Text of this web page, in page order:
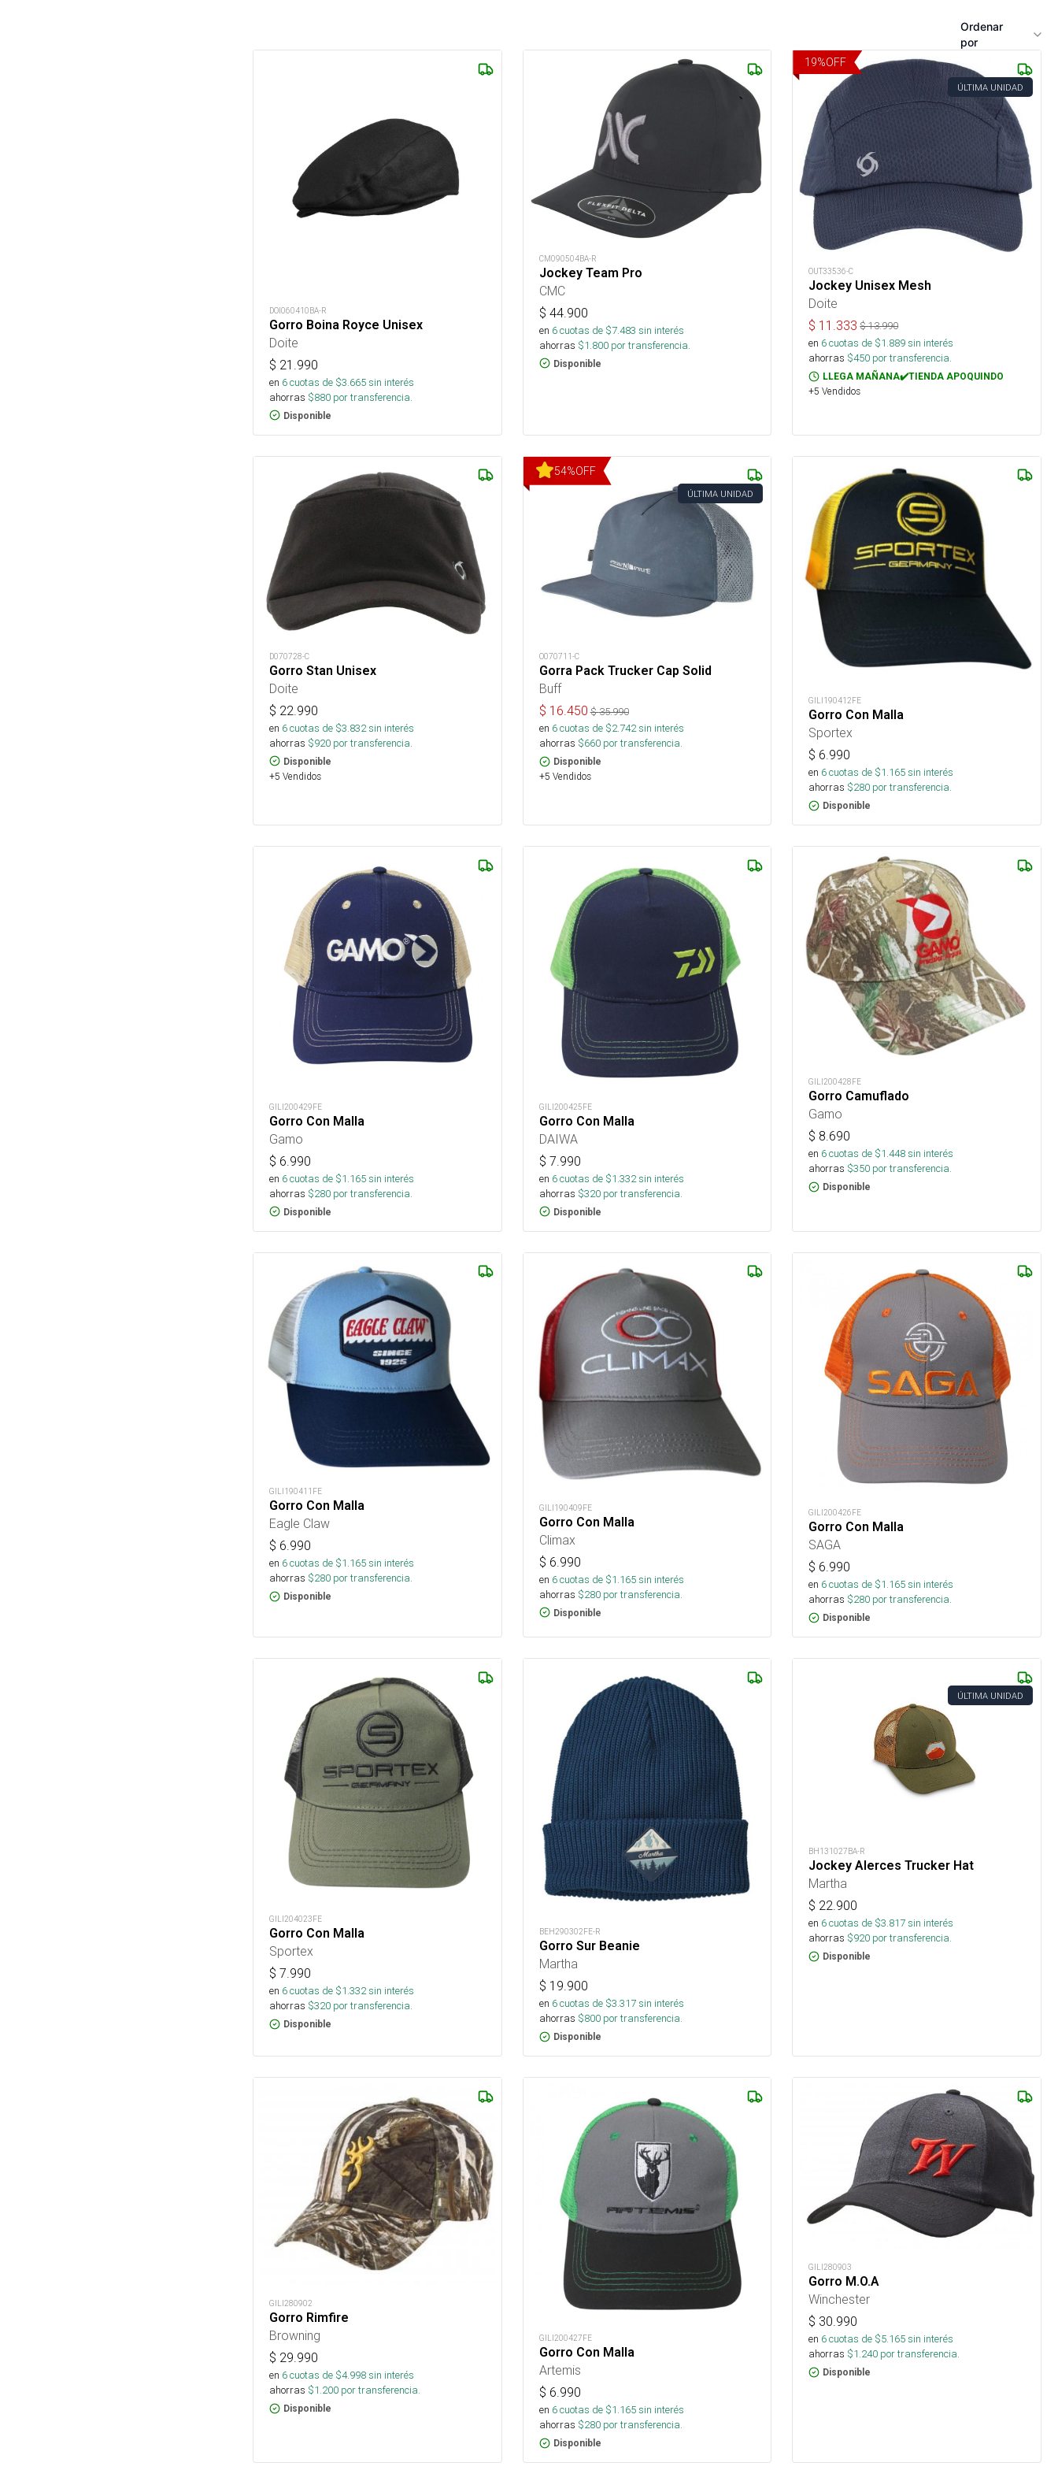
Ordenar
por
DOI060410BA-R
Gorro Boina Royce Unisex
Doite
$ 21.990
en 6cuotas de $3.665sin interés
ahorras $880 por transferencia.
Disponible
CM090504BA-R
Jockey Team Pro
CMC
$ 44.900
en 6cuotas de $7.483 sin interés
ahorras $1.800por transferencia.
Disponible
19%OFF
ÚLTIMA UNIDAD
OUT33536-C
Jockey Unisex Mesh
Doite
$ 11.333 $13.990
en 6cuotas de $1.889sin interés
ahorras $450 por transferencia.
LLEGA MAÑANA✔️TIENDA APOQUINDO
+5 Vendidos
D070728-C
Gorro Stan Unisex
Doite
$ 22.990
en 6cuotas de $3.832sin interés
ahorras $920 por transferencia.
Disponible
+5 Vendidos
54%OFF
ÚLTIMA UNIDAD
O070711-C
Gorra Pack Trucker Cap Solid
Buff
$ 16.450 $35.990
en 6cuotas de $2.742sin interés
ahorras $660por transferencia.
Disponible
+5 Vendidos
GILI190412FE
Gorro Con Malla
Sportex
$ 6.990
en 6cuotas de $1.165sin interés
ahorras $280 por transferencia.
Disponible
GILI200429FE
Gorro Con Malla
Gamo
$ 6.990
en 6cuotas de $1.165sin interés
ahorras $280 por transferencia.
Disponible
GILI200425FE
Gorro Con Malla
DAIWA
$ 7.990
en 6cuotas de $1.332sin interés
ahorras $320por transferencia.
Disponible
GILI200428FE
Gorro Camuflado
Gamo
$ 8.690
en 6cuotas de $1.448sin interés
ahorras $350 por transferencia.
Disponible
GILI190411FE
Gorro Con Malla
Eagle Claw
$ 6.990
en 6cuotas de $1.165sin interés
ahorras $280 por transferencia.
Disponible
GILI190409FE
Gorro Con Malla
Climax
$ 6.990
en 6cuotas de $1.165sin interés
ahorras $280por transferencia.
Disponible
GILI200426FE
Gorro Con Malla
SAGA
$ 6.990
en 6cuotas de $1.165sin interés
ahorras $280 por transferencia.
Disponible
GILI204023FE
Gorro Con Malla
Sportex
$ 7.990
en 6cuotas de $1.332sin interés
ahorras $320 por transferencia.
Disponible
BEH290302FE-R
Gorro Sur Beanie
Martha
$ 19.900
en 6cuotas de $3.317sin interés
ahorras $800por transferencia.
Disponible
ÚLTIMA UNIDAD
BH131027BA-R
Jockey Alerces Trucker Hat
Martha
$ 22.900
en 6cuotas de $3.817sin interés
ahorras $920 por transferencia.
Disponible
GILI280902
Gorro Rimfire
Browning
$ 29.990
en 6cuotas de $4.998sin interés
ahorras $1.200 por transferencia.
Disponible
GILI200427FE
Gorro Con Malla
Artemis
$ 6.990
en 6cuotas de $1.165sin interés
ahorras $280por transferencia.
Disponible
GILI280903
Gorro M.O.A
Winchester
$ 30.990
en 6cuotas de $5.165sin interés
ahorras $1.240 por transferencia.
Disponible